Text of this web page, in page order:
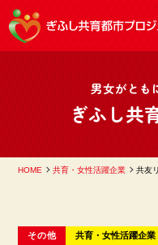
男女がとも
ぎふし共
HOME 共育・女性活躍企業
その他 共育 女性活躍企業